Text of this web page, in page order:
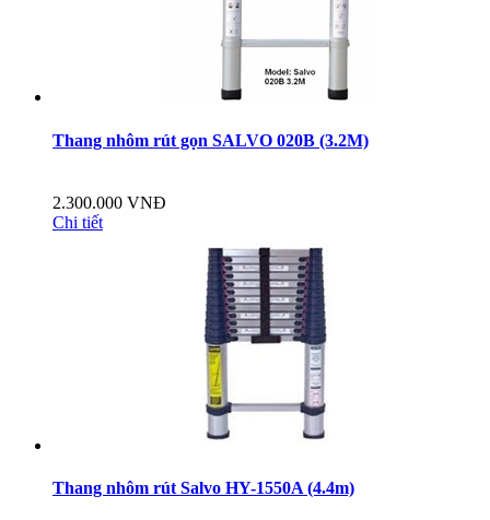
Thang nhôm rút gọn SALVO 020B (3.2M)
2.300.000 VNĐ
Chi tiết
Thang nhôm rút Salvo HY-1550A (4.4m)